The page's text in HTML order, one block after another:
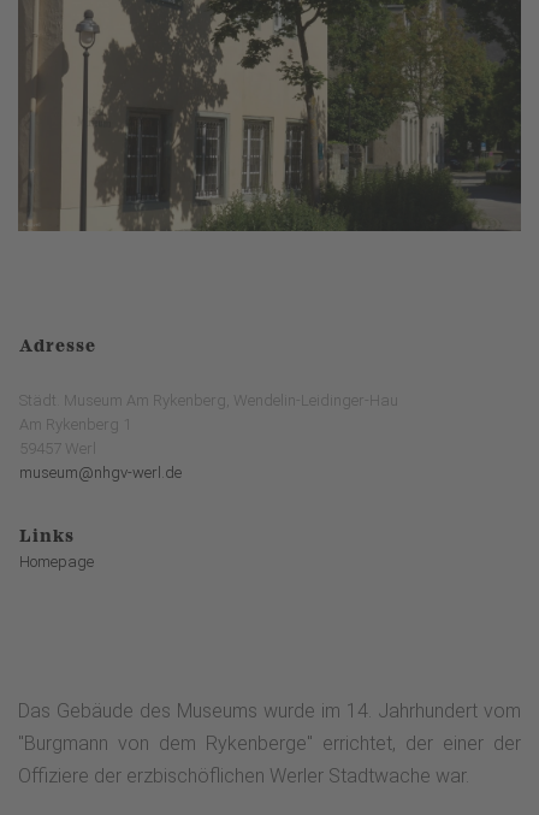
Adresse
Städt. Museum Am Rykenberg, Wendelin-Leidinger-Hau
Am Rykenberg 1
59457 Werl
museum@nhgv-werl.de
Links
Homepage
Das Gebäude des Museums wurde im 14. Jahrhundert vom
"Burgmann von dem Rykenberge" errichtet, der einer der
Offiziere der erzbischöflichen Werler Stadtwache war.